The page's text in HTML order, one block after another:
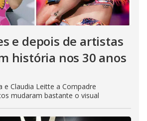
e depois de artistas
história nos 30 anos
e Claudia Leitte a Compadre
mudaram bastante o visual